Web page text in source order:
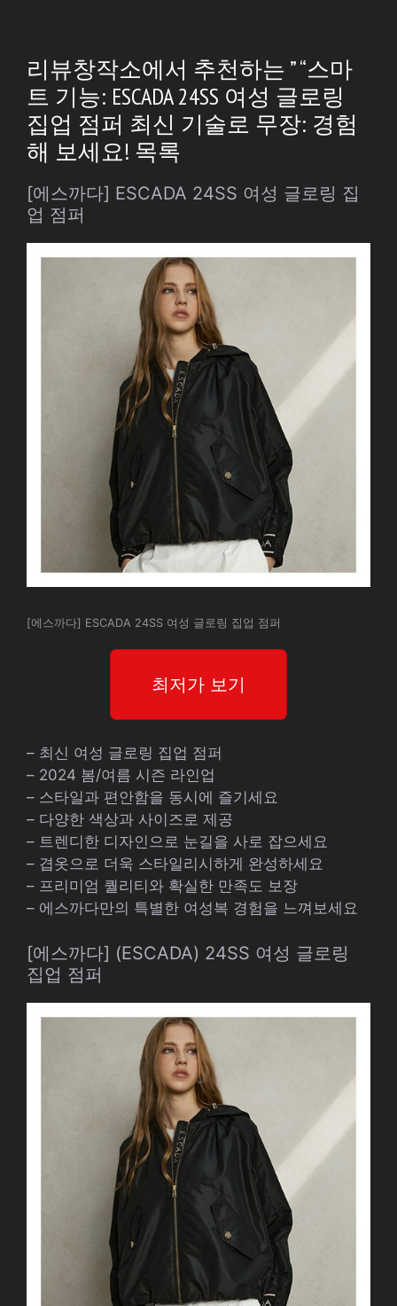
리뷰창작소에서 추천하는 ” “스마
트 기능: ESCADA 24SS 여성 글로링
집업 점퍼 최신 기술로 무장: 경험
해 보세요! 목록
[에스까다] ESCADA 24SS 여성 글로링 집
업 점퍼
[에스까다] ESCADA 24SS 여성 글로링 집업 점퍼
최저가 보기
– 최신 여성 글로링 집업 점퍼
– 2024 봄/여름 시즌 라인업
– 스타일과 편안함을 동시에 즐기세요
– 다양한 색상과 사이즈로 제공
– 트렌디한 디자인으로 눈길을 사로 잡으세요
– 겹옷으로 더욱 스타일리시하게 완성하세요
– 프리미엄 퀄리티와 확실한 만족도 보장
– 에스까다만의 특별한 여성복 경험을 느껴보세요
[에스까다] (ESCADA) 24SS 여성 글로링
집업 점퍼